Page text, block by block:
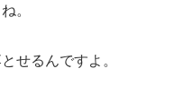
。
せるんですよ。